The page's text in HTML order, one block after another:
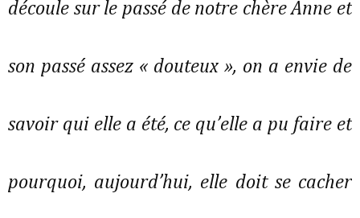
découle sur le passé de notre chère Anne et
son passé assez « douteux », on a envie de
savoir qui elle a été, ce qu’elle a pu faire et
pourquoi, aujourd’hui, elle doit se cacher